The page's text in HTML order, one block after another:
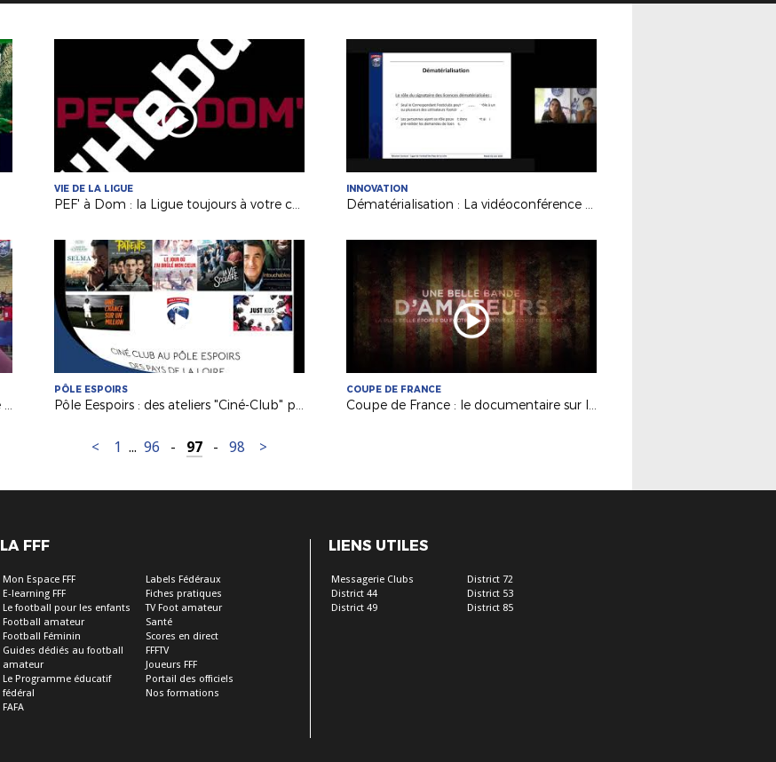
VIE DE LA LIGUE
PEF' à Dom : la Ligue toujours à votre contact !
INNOVATION
Dématérialisation : La vidéoconférence de notre service Licences
France / Bolivie, un souvenir inoubliable pour nos jeunes licenciés !
PÔLE ESPOIRS
Pôle Eespoirs : des ateliers "Ciné-Club" pour nos jeunes !
COUPE DE FRANCE
Coupe de France : le documentaire sur l'épopée de Calais en 2000
< 1 ... 96 - 97 - 98 >
LA FFF
Mon Espace FFF
E-learning FFF
Le football pour les enfants
Football amateur
Football Féminin
Guides dédiés au football
amateur
Le Programme éducatif
fédéral
FAFA
Labels Fédéraux
Fiches pratiques
TV Foot amateur
Santé
Scores en direct
FFFTV
Joueurs FFF
Portail des officiels
Nos formations
LIENS UTILES
Messagerie Clubs
District 44
District 49
District 72
District 53
District 85